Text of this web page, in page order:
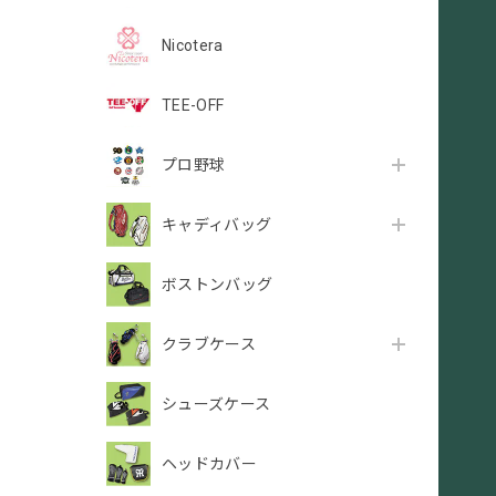
Nicotera
TEE-OFF
プロ野球
キャディバッグ
ボストンバッグ
クラブケース
シューズケース
ヘッドカバー